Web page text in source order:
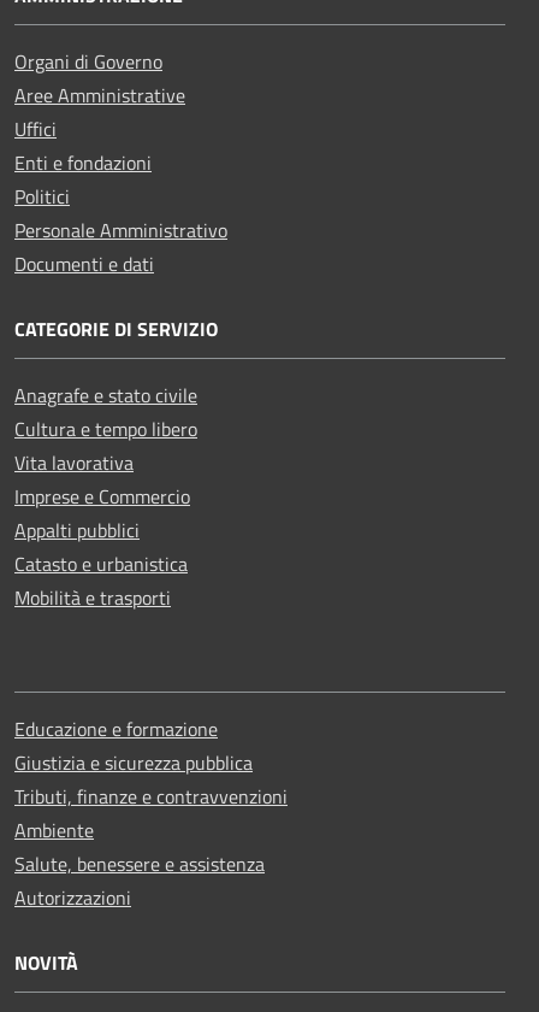
Organi di Governo
Aree Amministrative
Uffici
Enti e fondazioni
Politici
Personale Amministrativo
Documenti e dati
CATEGORIE DI SERVIZIO
Anagrafe e stato civile
Cultura e tempo libero
Vita lavorativa
Imprese e Commercio
Appalti pubblici
Catasto e urbanistica
Mobilità e trasporti
Educazione e formazione
Giustizia e sicurezza pubblica
Tributi, finanze e contravvenzioni
Ambiente
Salute, benessere e assistenza
Autorizzazioni
NOVITÀ